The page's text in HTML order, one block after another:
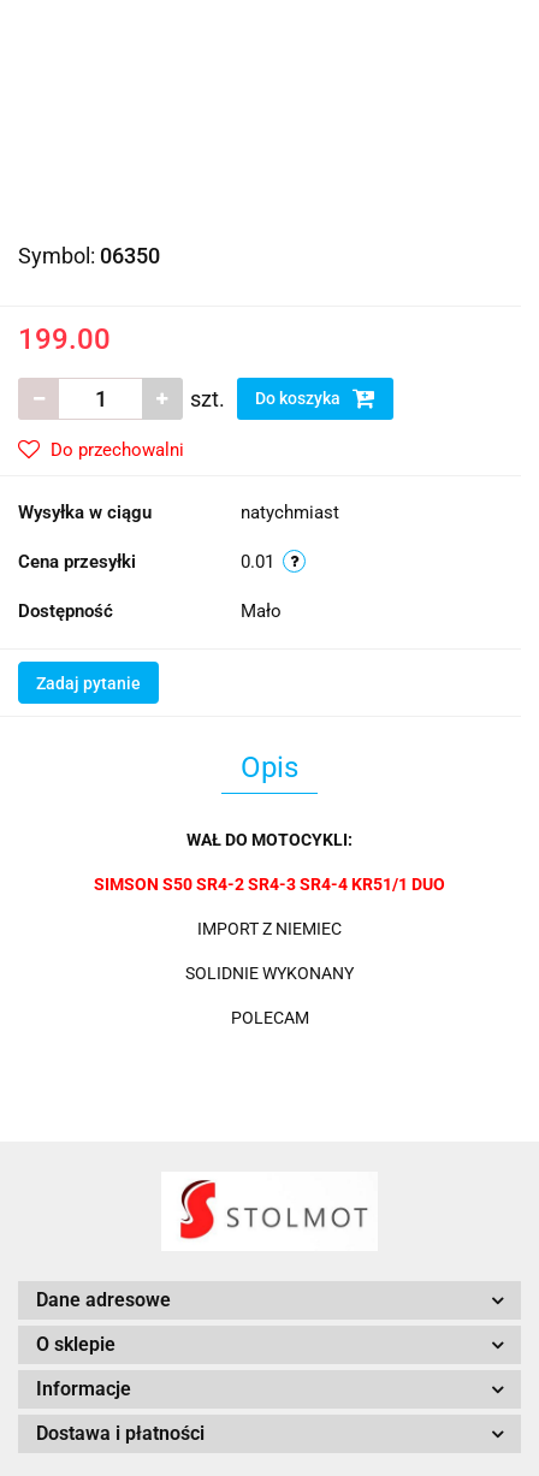
Symbol: 06350
199.00
szt. Do koszyka
Do przechowalni
Wysyłka w ciągu natychmiast
Cena przesyłki 0.01
Dostępność Mało
Zadaj pytanie
Opis
WAŁ DO MOTOCYKLI:
SIMSON S50 SR4-2 SR4-3 SR4-4 KR51/1 DUO
IMPORT Z NIEMIEC
SOLIDNIE WYKONANY
POLECAM
Dane adresowe
O sklepie
Informacje
Dostawa i płatności